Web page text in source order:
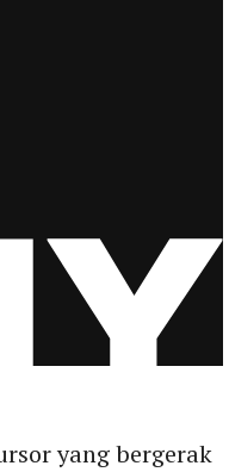
yang bergerak